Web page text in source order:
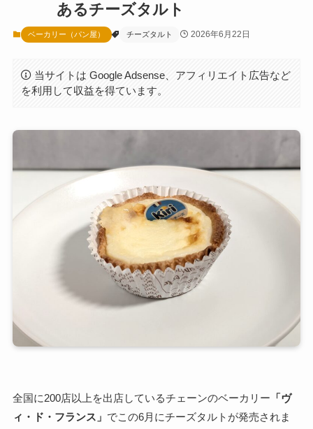
あるチーズタルト
ベーカリー（パン屋） チーズタルト 2026年6月22日
当サイトは Google Adsense、アフィリエイト広告など
を利用して収益を得ています。
全国に200店以上を出店しているチェーンのベーカリー 「ヴ
ィ・ド・フランス」 でこの6月にチーズタルトが発売されま